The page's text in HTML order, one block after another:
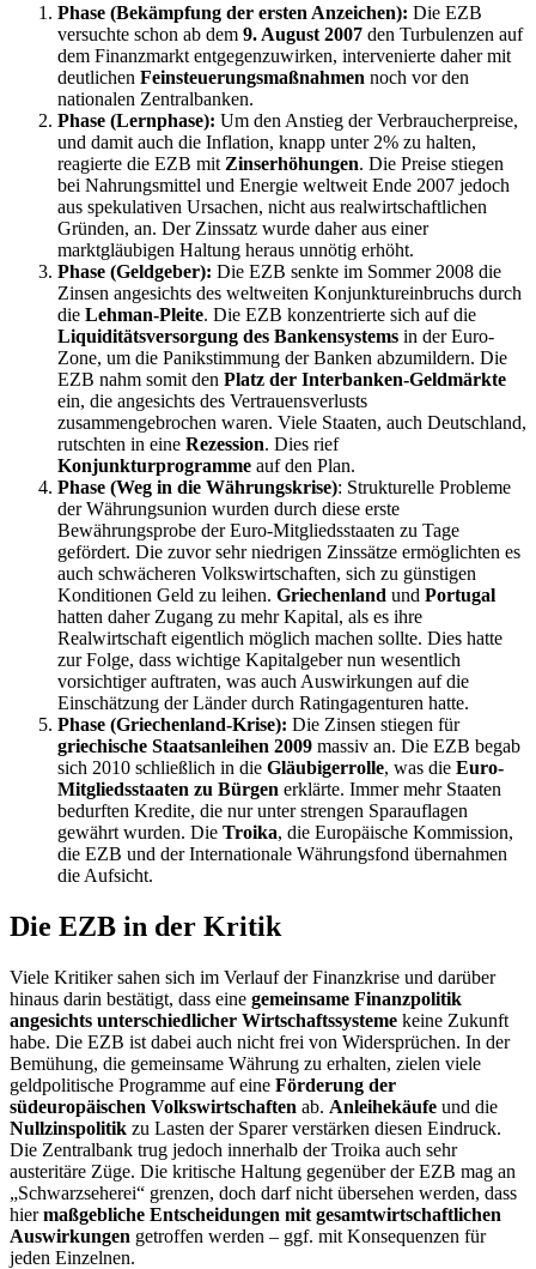
Phase (Bekämpfung der ersten Anzeichen): Die EZB
versuchte schon ab dem 9. August 2007 den Turbulenzen auf
dem Finanzmarkt entgegenzuwirken, intervenierte daher mit
deutlichen Feinsteuerungsmaßnahmen noch vor den
nationalen Zentralbanken.
Phase (Lernphase): Um den Anstieg der Verbraucherpreise,
und damit auch die Inflation, knapp unter 2% zu halten,
reagierte die EZB mit Zinserhöhungen. Die Preise stiegen
bei Nahrungsmittel und Energie weltweit Ende 2007 jedoch
aus spekulativen Ursachen, nicht aus realwirtschaftlichen
Gründen, an. Der Zinssatz wurde daher aus einer
marktgläubigen Haltung heraus unnötig erhöht.
Phase (Geldgeber): Die EZB senkte im Sommer 2008 die
Zinsen angesichts des weltweiten Konjunktureinbruchs durch
die Lehman-Pleite. Die EZB konzentrierte sich auf die
Liquiditätsversorgung des Bankensystems in der Euro-
Zone, um die Panikstimmung der Banken abzumildern. Die
EZB nahm somit den Platz der Interbanken-Geldmärkte
ein, die angesichts des Vertrauensverlusts
zusammengebrochen waren. Viele Staaten, auch Deutschland,
rutschten in eine Rezession. Dies rief
Konjunkturprogramme auf den Plan.
Phase (Weg in die Währungskrise): Strukturelle Probleme
der Währungsunion wurden durch diese erste
Bewährungsprobe der Euro-Mitgliedsstaaten zu Tage
gefördert. Die zuvor sehr niedrigen Zinssätze ermöglichten es
auch schwächeren Volkswirtschaften, sich zu günstigen
Konditionen Geld zu leihen. Griechenland und Portugal
hatten daher Zugang zu mehr Kapital, als es ihre
Realwirtschaft eigentlich möglich machen sollte. Dies hatte
zur Folge, dass wichtige Kapitalgeber nun wesentlich
vorsichtiger auftraten, was auch Auswirkungen auf die
Einschätzung der Länder durch Ratingagenturen hatte.
Phase (Griechenland-Krise): Die Zinsen stiegen für
griechische Staatsanleihen 2009 massiv an. Die EZB begab
sich 2010 schließlich in die Gläubigerrolle, was die Euro-
Mitgliedsstaaten zu Bürgen erklärte. Immer mehr Staaten
bedurften Kredite, die nur unter strengen Sparauflagen
gewährt wurden. Die Troika, die Europäische Kommission,
die EZB und der Internationale Währungsfond übernahmen
die Aufsicht.
Die EZB in der Kritik
Viele Kritiker sahen sich im Verlauf der Finanzkrise und darüber
hinaus darin bestätigt, dass eine gemeinsame Finanzpolitik
angesichts unterschiedlicher Wirtschaftssysteme keine Zukunft
habe. Die EZB ist dabei auch nicht frei von Widersprüchen. In der
Bemühung, die gemeinsame Währung zu erhalten, zielen viele
geldpolitische Programme auf eine Förderung der
südeuropäischen Volkswirtschaften ab. Anleihekäufe und die
Nullzinspolitik zu Lasten der Sparer verstärken diesen Eindruck.
Die Zentralbank trug jedoch innerhalb der Troika auch sehr
austeritäre Züge. Die kritische Haltung gegenüber der EZB mag an
„Schwarzseherei“ grenzen, doch darf nicht übersehen werden, dass
hiermaßgebliche Entscheidungen mit gesamtwirtschaftlichen
Auswirkungen getroffen werden – ggf. mit Konsequenzen für
jeden Einzelnen.